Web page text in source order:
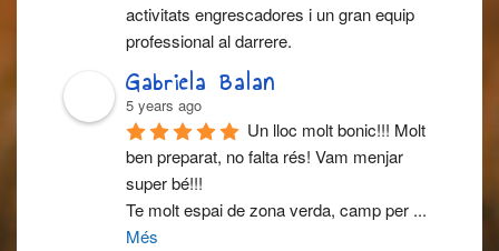
activitats engrescadores i un gran equip
professional al darrere.
Gabriela Balan
5 years ago
Un lloc molt bonic!!! Molt
ben preparat, no falta rés! Vam menjar
super bé!!!
Te molt espai de zona verda, camp per ...
Més